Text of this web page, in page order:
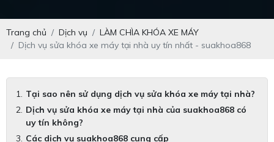
Trang chủ Dịch vụ
LÀM CHÌA KHÓA XE MÁY
Dịch vụ sửa khóa xe máy tại nhà uy tín nhất - suakhoa868
Tại sao nên sử dụng dịch vụ sửa khóa xe máy tại nhà?
Dịch vụ sửa khóa xe máy tại nhà của suakhoa868 có
uy tín không?
Các dịch vụ suakhoa868 cung cấp